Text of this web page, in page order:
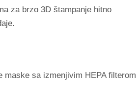
za brzo 3D štampanje hitno
sa izmenjivim HEPA filterom